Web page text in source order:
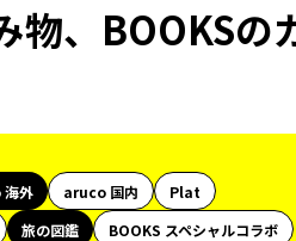
物、BOOKSの
外 aruco 国内
Plat
旅の図鑑
BOOKS スペシャルコラボ